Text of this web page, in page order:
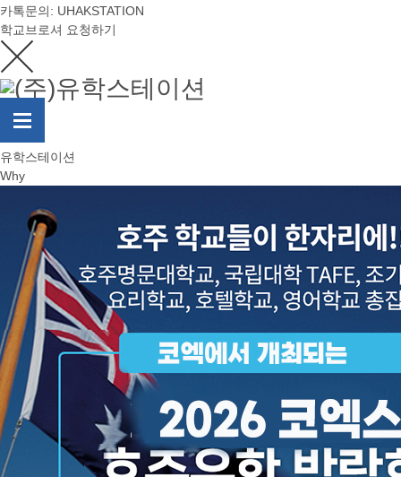
카톡문의: UHAKSTATION
학교브로셔 요청하기
유학스테이션
Why